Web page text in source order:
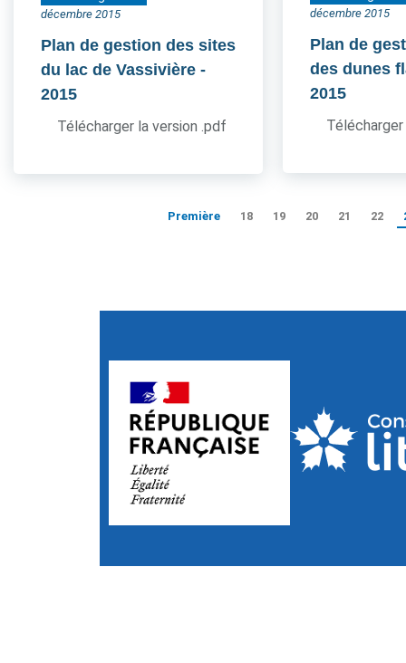
décembre 2015
Plan de gestion des sites
du lac de Vassivière -
2015
Télécharger la version .pdf
décembre 2015
Plan de
des dunes
2015
Première 18 19 20 21 22